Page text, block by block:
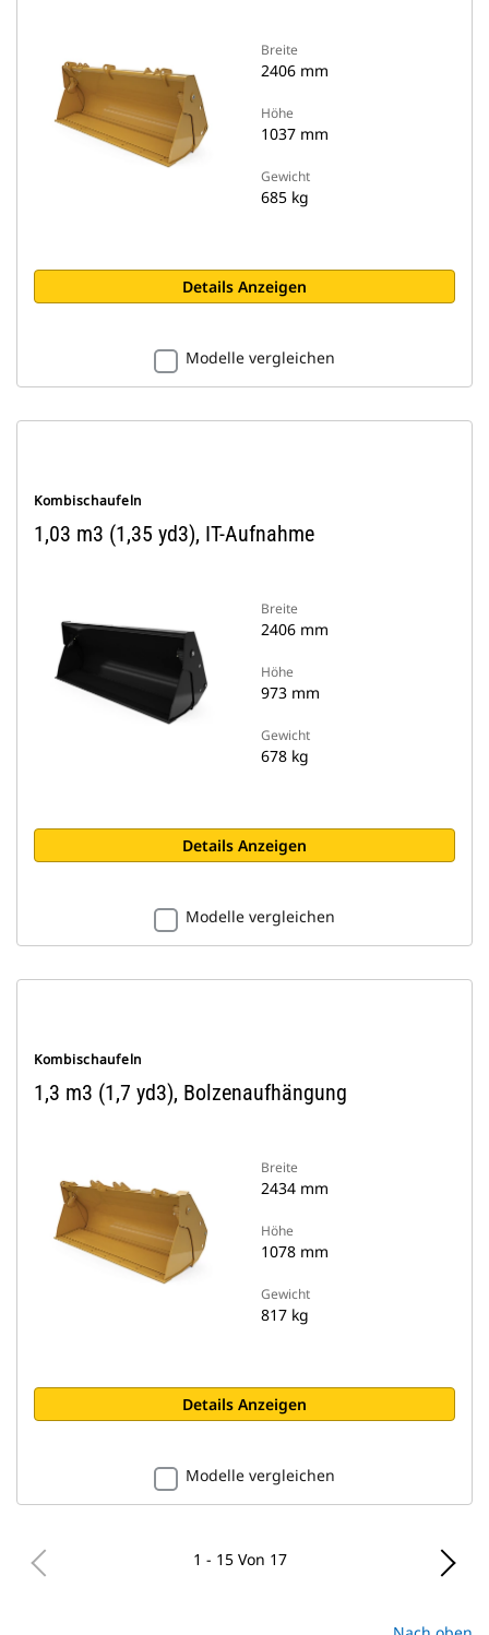
Breite
2406 mm
Höhe
1037 mm
Gewicht
685 kg
Details Anzeigen
Modelle vergleichen
Kombischaufeln
1,03 m3 (1,35 yd3), IT-Aufnahme
Breite
2406 mm
Höhe
973 mm
Gewicht
678 kg
Details Anzeigen
Modelle vergleichen
Kombischaufeln
1,3 m3 (1,7 yd3), Bolzenaufhängung
Breite
2434 mm
Höhe
1078 mm
Gewicht
817 kg
Details Anzeigen
Modelle vergleichen
1 - 15 Von 17